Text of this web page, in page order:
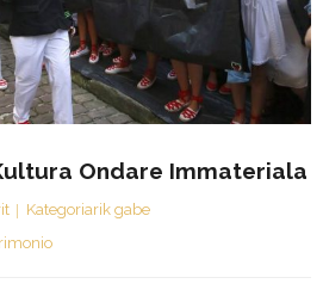
Ondare Immateriala
Kategoriarik gabe